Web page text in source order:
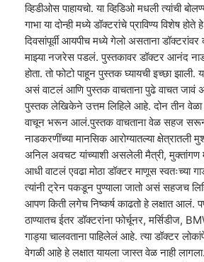
व्हिडीओस पाहायचो. या व्हिडिओ मधली त्यांची
गाभा या दोन्ही मध्ये डॉक्टरांचे प्राविण्य विशेष होते
दिवसांपूर्वी आयपीच मध्ये गेलो असताना
माझ्या नजरेस पडलं. पुस्तकावर डॉक्टर आनंद
होता. तो फोटो पाहून पुस्तक घ्यायची इच्छा
असं वाटलं आणि पुस्तक वाचताना पुढे वाचत जावं
पुस्तक लेखिकेने उत्तम लिहिले आहे. दोन तीन
वाचून भरून आलं.पुस्तक वाचताना वेळ सहज
नाडकरणींच्या मानसिक आरोग्यातल्या क्षेत्रातली
अनिल अवचट यांच्याशी असलेली मैत्री, मुक्तांगण
आधी वाटलं एवढा मोठा डॉक्टर माणूस स्वतःच्या
त्यांनी ट्रेन पकडून पुण्याला जातो असं सहजच
आपण किती लगेच निष्कर्ष काढतो हे लक्षात आलं.
ठाण्यातच ईतर डॉक्टरांना फोर्चूनर, मर्सिडीज,
गाड्या चालवताना पाहिलेलं आहे. त्या डॉक्टर
वेगळी आहे हे लक्षात यायला जास्त वेळ नाही लागला.